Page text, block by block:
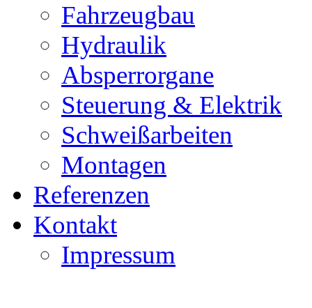
Fahrzeugbau
Hydraulik
Absperrorgane
Steuerung & Elektrik
Schweißarbeiten
Montagen
Referenzen
Kontakt
Impressum